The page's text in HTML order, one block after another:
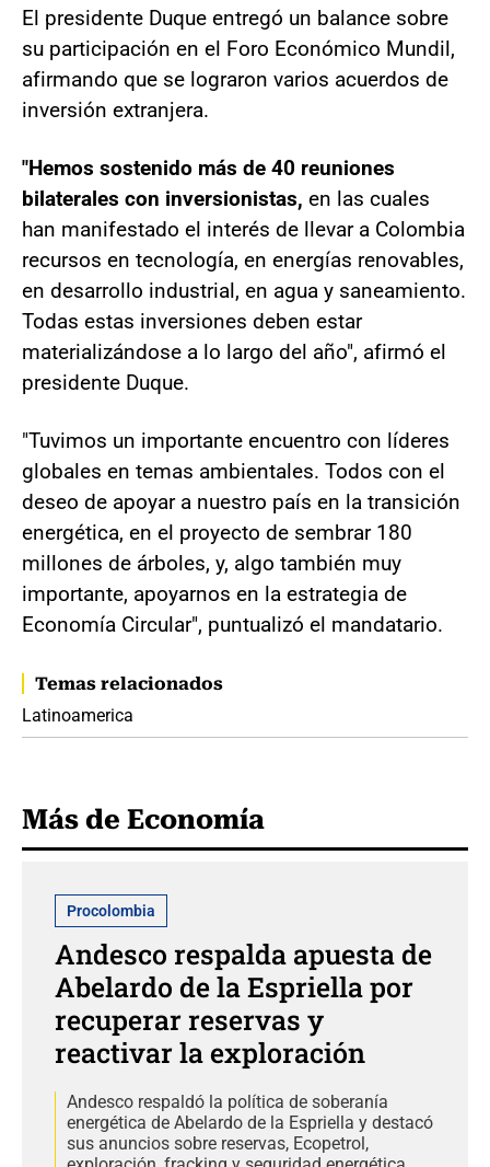
El presidente Duque entregó un balance sobre
su participación en el Foro Económico Mundil,
afirmando que se lograron varios acuerdos de
inversión extranjera.
"Hemos sostenido más de 40 reuniones
bilaterales con inversionistas, en las cuales
han manifestado el interés de llevar a Colombia
recursos en tecnología, en energías renovables,
en desarrollo industrial, en agua y saneamiento.
Todas estas inversiones deben estar
materializándose a lo largo del año", afirmó el
presidente Duque.
"Tuvimos un importante encuentro con líderes
globales en temas ambientales. Todos con el
deseo de apoyar a nuestro país en la transición
energética, en el proyecto de sembrar 180
millones de árboles, y, algo también muy
importante, apoyarnos en la estrategia de
Economía Circular", puntualizó el mandatario.
Temas relacionados
Latinoamerica
Más de Economía
Procolombia
Andesco respalda apuesta de
Abelardo de la Espriella por
recuperar reservas y
reactivar la exploración
Andesco respaldó la política de soberanía
energética de Abelardo de la Espriella y destacó
sus anuncios sobre reservas, Ecopetrol,